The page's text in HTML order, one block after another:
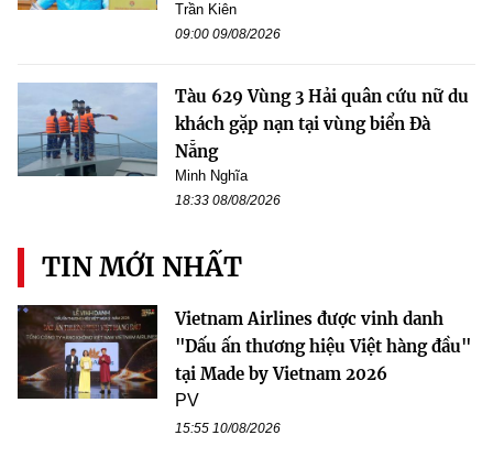
Trần Kiên
09:00 09/08/2026
Tàu 629 Vùng 3 Hải quân cứu nữ du
khách gặp nạn tại vùng biển Đà
Nẵng
Minh Nghĩa
18:33 08/08/2026
TIN MỚI NHẤT
Vietnam Airlines được vinh danh
"Dấu ấn thương hiệu Việt hàng đầu"
tại Made by Vietnam 2026
PV
15:55 10/08/2026